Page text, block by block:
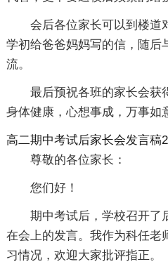
会后各位家长可以到楼道
学初给爸爸妈妈写的信，随后
流。
最后预祝各班的家长会获
身体健康，心想事成，万事如
高二期中考试后家长会发言稿2
尊敬的各位家长：
您们好！
期中考试后，学校召开了
在会上的发言。我作为科任老
习情况，欢迎大家批评指正。